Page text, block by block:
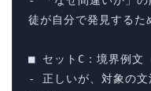
徒が自分で発見するた
■ セットC：境界例文
- 正しいが、対象の文